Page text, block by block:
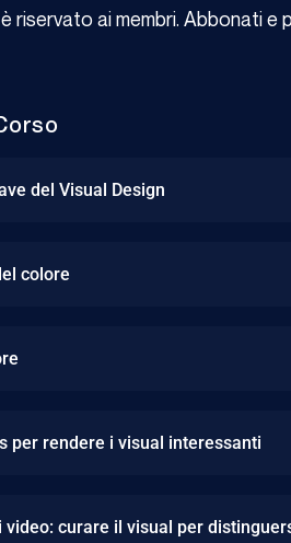
riservato ai membri. Abbonati e
del Visual Design
colore
per rendere i visual interessanti
video: curare il visual per